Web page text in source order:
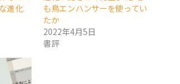
進化
も鳥エンハンサーを使ってい
たか
2022年4月5日
書評